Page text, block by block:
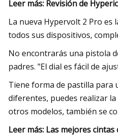
Leer más: Revisión de
La nueva Hypervolt 2 Pro es
todos sus dispositivos,
No encontrarás una pistola
padres. "El dial es fácil de
Tiene forma de pastilla para
diferentes, puedes realizar
otros modelos, también se
Leer más: Las mejores